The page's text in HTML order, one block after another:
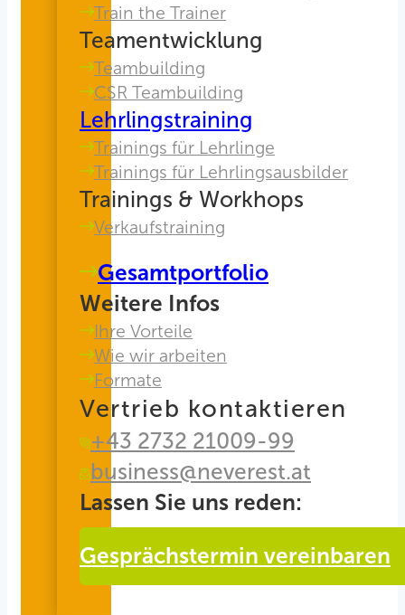
Train the Trainer
Teamentwicklung
Teambuilding
CSR Teambuilding
Lehrlingstraining
Trainings für Lehrlinge
Trainings für Lehrlingsausbilder
Trainings & Workhops
Verkaufstraining
Gesamtportfolio
Weitere Infos
Ihre Vorteile
Wie wir arbeiten
Formate
Vertrieb kontaktieren
+43 2732 21009-99
business@neverest.at
Lassen Sie uns reden:
Gesprächstermin vereinbaren